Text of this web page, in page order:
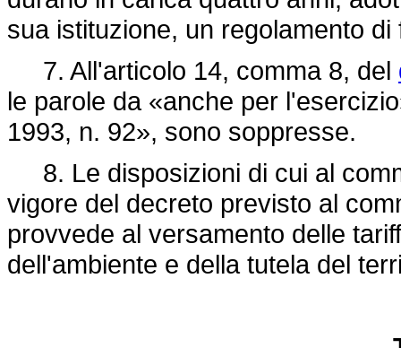
sua istituzione, un regolamento
7. All'articolo 14, comma 8, del
le parole da «anche per
1993, n. 92», sono soppresse.
8. Le disposizioni di cui al
vigore del decreto previsto al
provvede al versamento delle
dell'ambiente e della tutela del